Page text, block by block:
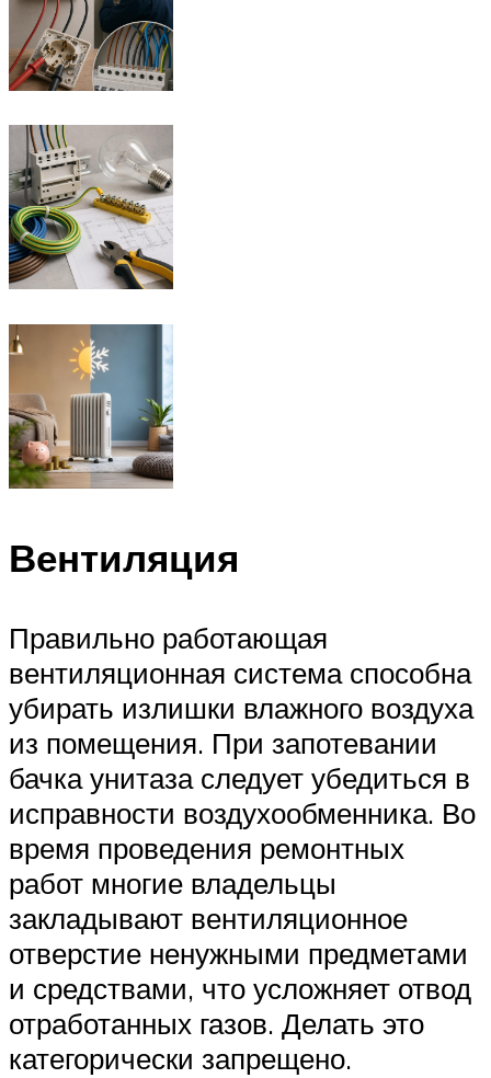
Вентиляция
Правильно работающая
вентиляционная система способна
убирать излишки влажного воздуха
из помещения. При запотевании
бачка унитаза следует убедиться в
исправности воздухообменника. Во
время проведения ремонтных
работ многие владельцы
закладывают вентиляционное
отверстие ненужными предметами
и средствами, что усложняет отвод
отработанных газов. Делать это
категорически запрещено.